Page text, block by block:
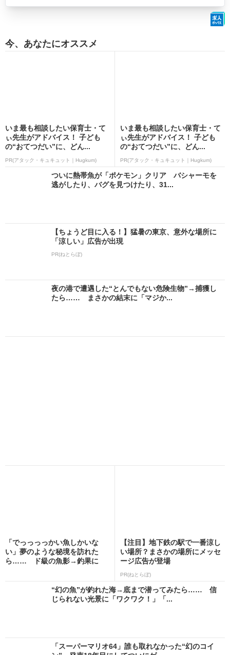
今、あなたにオススメ
いま最も相談したい保育士・て
ぃ先生がアドバイス！ 子ども
の“おてつだい”に、どん...
PR(アタック・キュキュット｜Hugkum)
いま最も相談したい保育士・て
ぃ先生がアドバイス！ 子ども
の“おてつだい”に、どん...
PR(アタック・キュキュット｜Hugkum)
ついに熱帯魚が「ポケモン」クリア バシャーモを
逃がしたり、バグを見つけたり、31...
【ちょうど目に入る！】猛暑の東京、意外な場所に
「涼しい」広告が出現
PR(ねとらぼ)
夜の港で遭遇した“とんでもない危険生物”→捕獲し
たら…… まさかの結末に「マジか...
「でっっっっかい魚しかいな
い」夢のような秘境を訪れた
ら…… ド級の魚影→釣果に
【注目】地下鉄の駅で一番涼し
い場所？まさかの場所にメッセ
ージ広告が登場
PR(ねとらぼ)
“幻の魚”が釣れた海→底まで潜ってみたら…… 信
じられない光景に「ワクワク！」「...
「スーパーマリオ64」誰も取れなかった“幻のコイ